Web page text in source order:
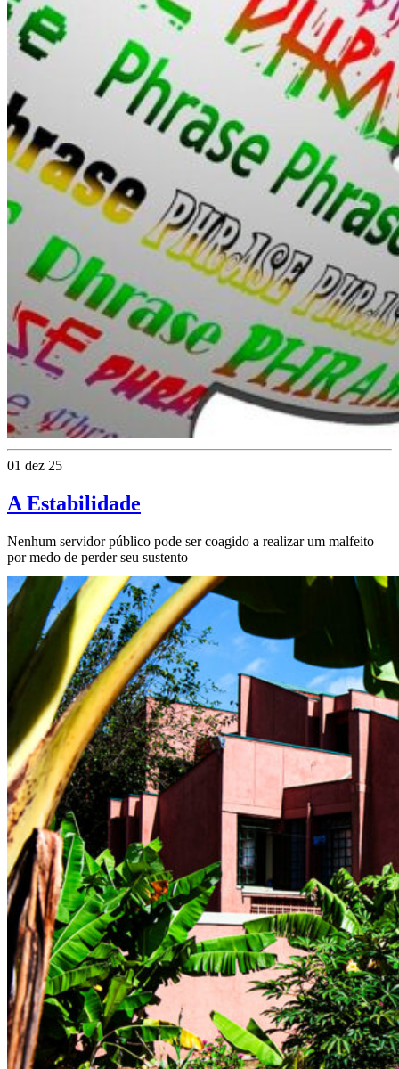
01 dez 25
A Estabilidade
Nenhum servidor público pode ser coagido a realizar um malfeito
por medo de perder seu sustento